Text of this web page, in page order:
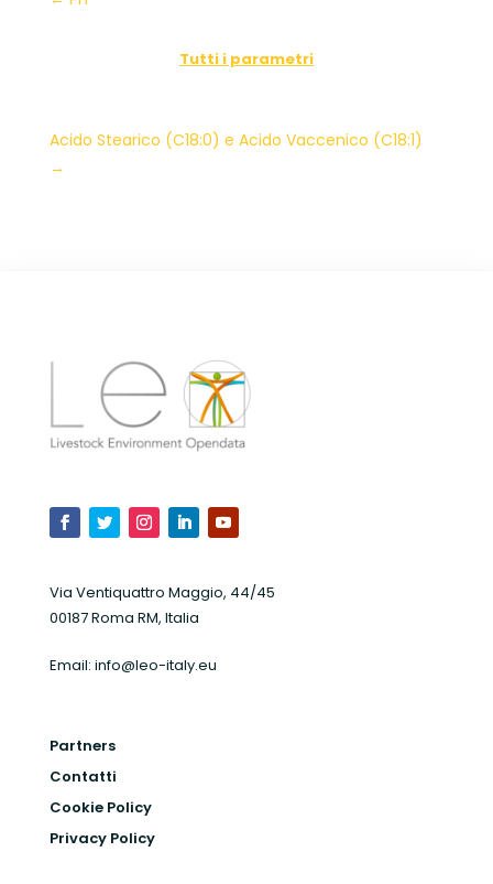
Tutti i parametri
Acido Stearico (C18:0) e Acido Vaccenico (C18:1)
→
Via Ventiquattro Maggio, 44/45
00187 Roma RM, Italia
Email: info@leo-italy.eu
Partners
Contatti
Cookie Policy
Privacy Policy